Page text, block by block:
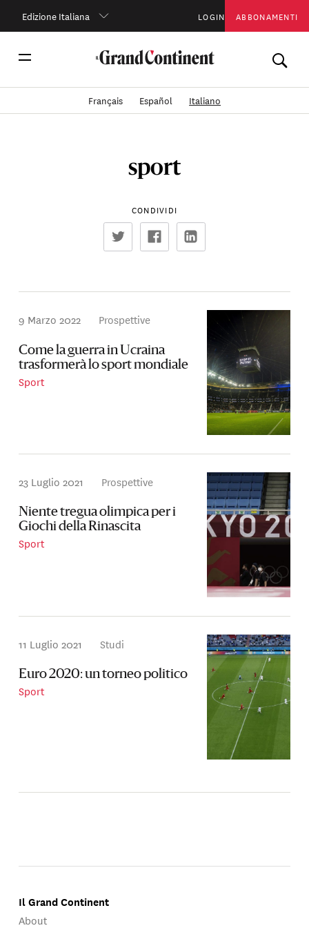
Edizione Italiana LOGIN ABBONAMENTI
Français Español Italiano
sport
CONDIVIDI
9 Marzo 2022 Prospettive
Come la guerra in Ucraina
trasformerà lo sport mondiale
Sport
23 Luglio 2021 Prospettive
Niente tregua olimpica per i
Giochi della Rinascita
Sport
11 Luglio 2021 Studi
Euro 2020: un torneo politico
Sport
Il Grand Continent
About